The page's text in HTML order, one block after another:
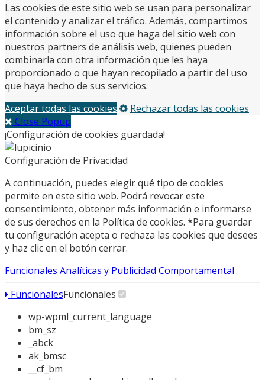
Las cookies de este sitio web se usan para personalizar
el contenido y analizar el tráfico. Además, compartimos
información sobre el uso que haga del sitio web con
nuestros partners de análisis web, quienes pueden
combinarla con otra información que les haya
proporcionado o que hayan recopilado a partir del uso
que haya hecho de sus servicios.
Aceptar todas las cookies
Rechazar todas las cookies
Close Popup
¡Configuración de cookies guardada!
Configuración de Privacidad
A continuación, puedes elegir qué tipo de cookies
permite en este sitio web. Podrá revocar este
consentimiento, obtener más información e informarse
de sus derechos en la Política de cookies. *Para guardar
tu configuración acepta o rechaza las cookies que desees
y haz clic en el botón cerrar.
Funcionales Analíticas y Publicidad Comportamental
FuncionalesFuncionales
wp-wpml_current_language
bm_sz
_abck
ak_bmsc
__cf_bm